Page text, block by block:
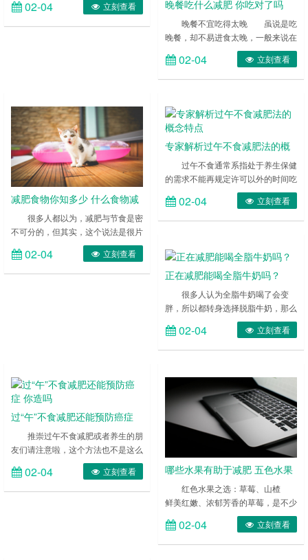
口，食用方法多样，可以生吃，可以
晒作葡萄干，还可以酿作葡萄酒。葡
02-04 立刻查看 晚餐吃什么减肥 你吃对了吗
晚餐不宜吃得太晚 虽说是吃
晚餐，却不易进食太晚，一般来说在
晚上八点进食是比较理想的状态，因
为在此之前进食太早的话等到睡觉之
前很可能会已经消化完毕，感觉到
进食的话，胃部负担比较大，等到睡
觉的时候仍旧还要消化，容易造成失
眠，更容易积累脂肪。所以掌握晚餐
的时间是很重要的，过早和过晚都是
不好的。而且一般来说，晚餐的时间
应该是形成……
02-04 立刻查看
减肥食物你知多少 什么食物减
肥效果好
很多人都以为，减肥与节食是密
不可分的，但其实，这个说法是很片
面的，有些时候，一些食物对减肥是
能够起到良好的作用的，减肥也节食
并不等同，吃，在某些时候，也是可
02-04 立刻查看
专家解析过午不食减肥法的概
念特点
过午不食通常系指处于养生保健
的需求不能再规定许可以外的时间吃
东西。而这个不予吃东西的时间通常
要求是在太阳到正中午后，一直到次
日黎明是不允许吃东西的。作为佛陀
誉为是具有减肥方面的积极作用。
……
02-04 立刻查看
正在减肥能喝全脂牛奶吗？
很多人认为全脂牛奶喝了会变
胖，所以都转身选择脱脂牛奶，那么
全脂牛奶喝了真的会胖吗？小编认为
任何一种食物都不能盲目地吃，适当
适量食用还是对身体有一定的好处
它平反。 ……
02-04 立刻查看
过“午”不食减肥还能预防癌症
你造吗
推崇过午不食减肥或者养生的朋
友们请注意啦，这个方法也不是这么
不科学的。美国最新研究发现坚持每
天禁食12小时左右，不仅能有效控
制血糖，还可以预防癌症和心血管慢
02-04 立刻查看
哪些水果有助于减肥 五色水果
美味又享瘦
红色水果之选：草莓、山楂
鲜美红嫩、浓郁芳香的草莓，是不少
女性朋友的心头爱。草莓中含有大量
的维生素和果酸，在一定程度上满足
了人体生理的营养需求，而果酸也能
02-04 立刻查看